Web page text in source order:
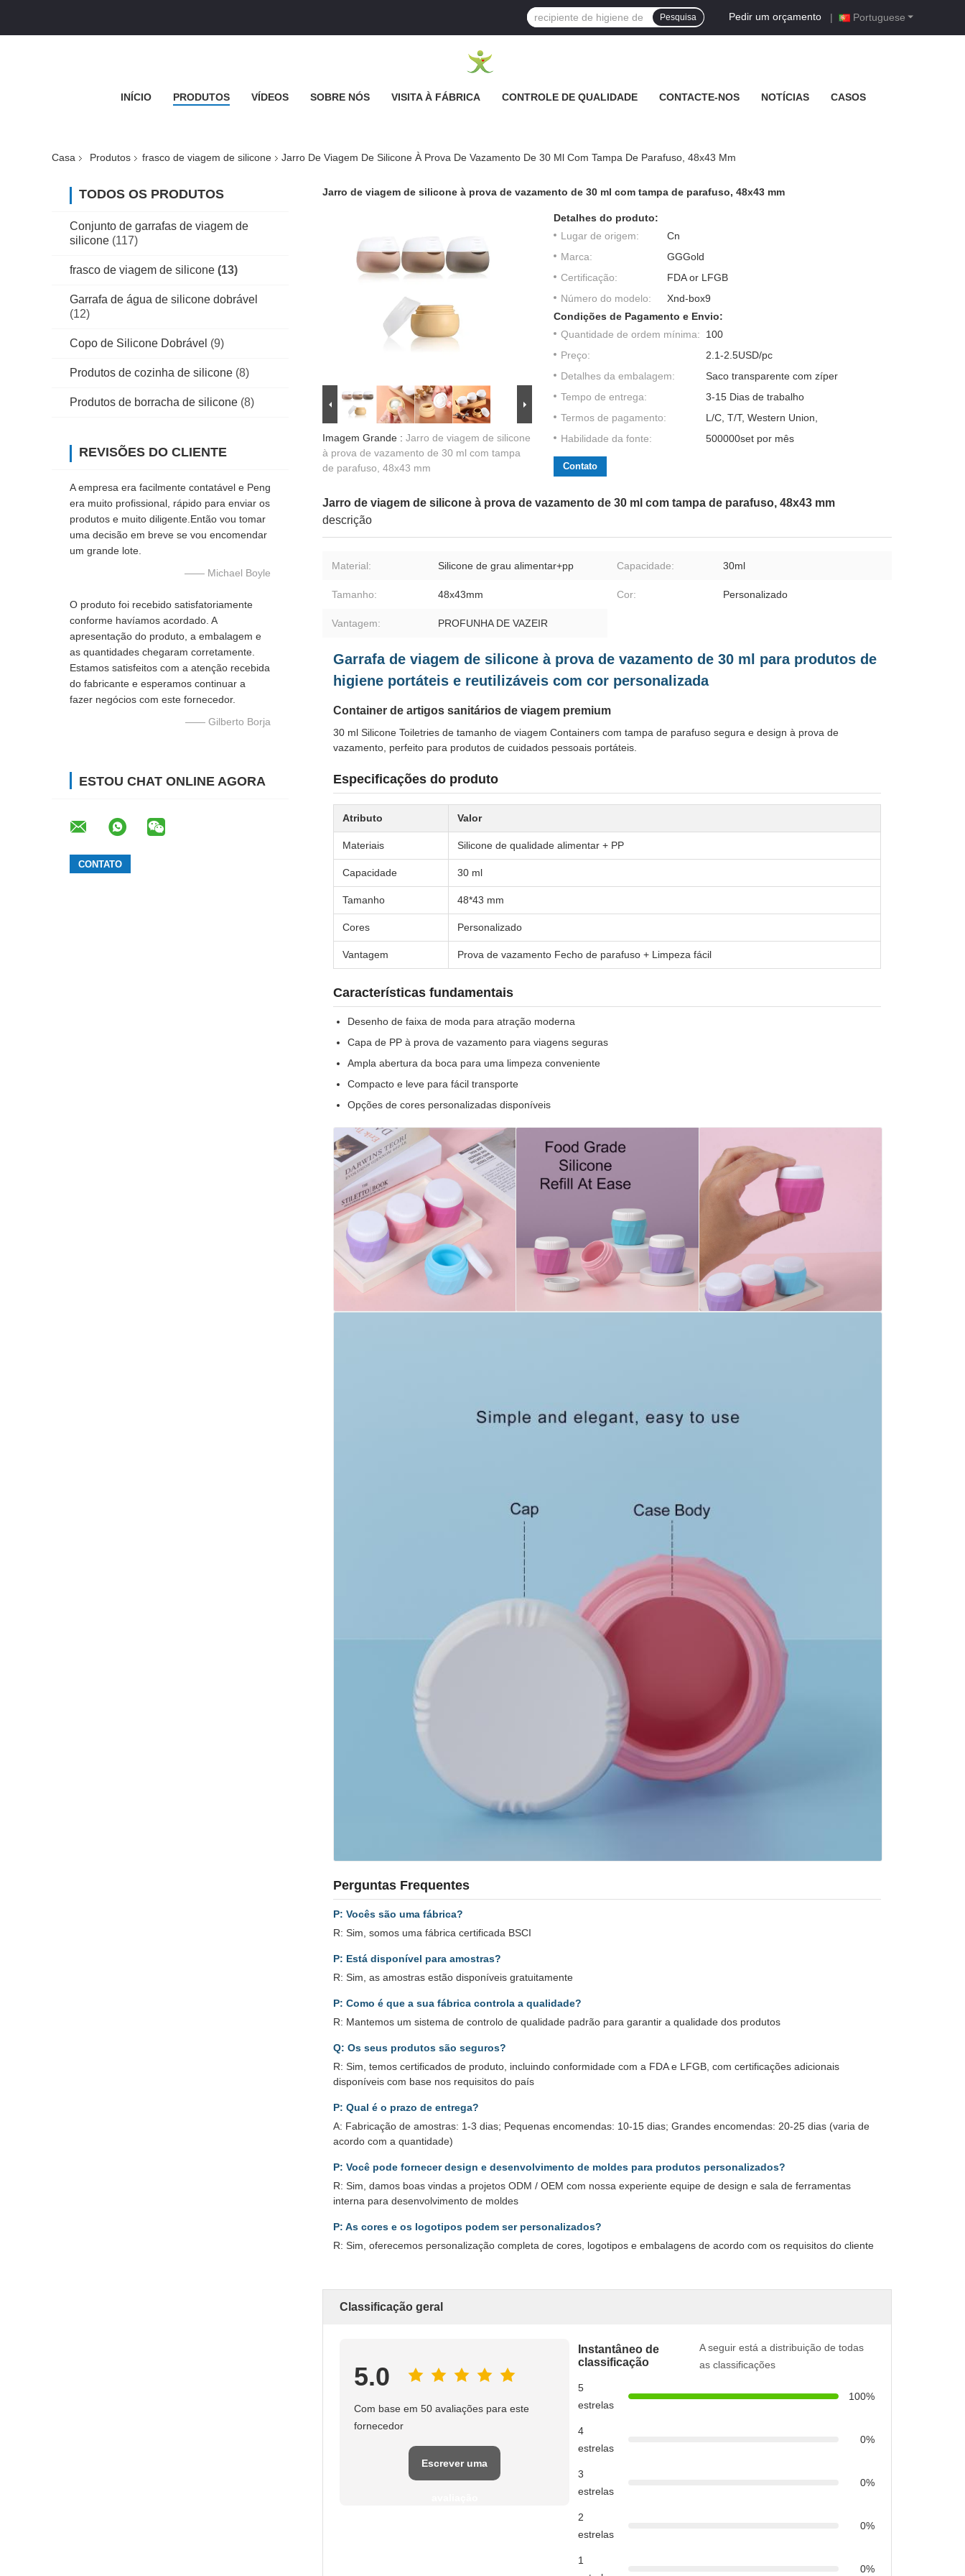
Portuguese
Pedir um orçamento |
Pesquisa
INÍCIO PRODUTOS VÍDEOS SOBRE NÓS VISITA À FÁBRICA CONTROLE DE QUALIDADE CONTACTE-NOS NOTÍCIAS CASOS
Casa Produtos frasco de viagem de silicone Jarro De Viagem De Silicone À Prova De Vazamento De 30 Ml Com Tampa De Parafuso, 48x43 Mm
TODOS OS PRODUTOS
Conjunto de garrafas de viagem de
silicone (117)
frasco de viagem de silicone (13)
Garrafa de água de silicone dobrável
(12)
Copo de Silicone Dobrável (9)
Produtos de cozinha de silicone (8)
Produtos de borracha de silicone (8)
REVISÕES DO CLIENTE
A empresa era facilmente contatável e Peng
era muito profissional, rápido para enviar os
produtos e muito diligente.Então vou tomar
uma decisão em breve se vou encomendar
um grande lote.
—— Michael Boyle
O produto foi recebido satisfatoriamente
conforme havíamos acordado. A
apresentação do produto, a embalagem e
as quantidades chegaram corretamente.
Estamos satisfeitos com a atenção recebida
do fabricante e esperamos continuar a
fazer negócios com este fornecedor.
—— Gilberto Borja
ESTOU CHAT ONLINE AGORA
Jarro de viagem de silicone à prova de vazamento de 30 ml com tampa de parafuso, 48x43 mm
Imagem Grande : Jarro de viagem de silicone
à prova de vazamento de 30 ml com tampa
de parafuso, 48x43 mm
Detalhes do produto:
Lugar de origem:
Cn
Marca:
GGGold
Certificação:
FDA or LFGB
Número do modelo:
Xnd-box9
Condições de Pagamento e Envio:
Quantidade de ordem mínima:
100
Preço:
2.1-2.5USD/pc
Detalhes da embalagem:
Saco transparente com zíper
Tempo de entrega:
3-15 Dias de trabalho
Termos de pagamento:
L/C, T/T, Western Union,
Habilidade da fonte:
500000set por mês
Contato
Jarro de viagem de silicone à prova de vazamento de 30 ml com tampa de parafuso, 48x43 mm
descrição
Material: Silicone de grau alimentar+pp Capacidade: 30ml
Tamanho: 48x43mm Cor: Personalizado
Vantagem: PROFUNHA DE VAZEIR
Garrafa de viagem de silicone à prova de vazamento de 30 ml para produtos de
higiene portáteis e reutilizáveis com cor personalizada
Container de artigos sanitários de viagem premium
30 ml Silicone Toiletries de tamanho de viagem Containers com tampa de parafuso segura e design à prova de
vazamento, perfeito para produtos de cuidados pessoais portáteis.
Especificações do produto
Atributo Valor
Materiais Silicone de qualidade alimentar + PP
Capacidade 30 ml
Tamanho 48*43 mm
Cores Personalizado
Vantagem Prova de vazamento Fecho de parafuso + Limpeza fácil
Características fundamentais
Desenho de faixa de moda para atração moderna
Capa de PP à prova de vazamento para viagens seguras
Ampla abertura da boca para uma limpeza conveniente
Compacto e leve para fácil transporte
Opções de cores personalizadas disponíveis
Perguntas Frequentes
P: Vocês são uma fábrica?
R: Sim, somos uma fábrica certificada BSCI
P: Está disponível para amostras?
R: Sim, as amostras estão disponíveis gratuitamente
P: Como é que a sua fábrica controla a qualidade?
R: Mantemos um sistema de controlo de qualidade padrão para garantir a qualidade dos produtos
Q: Os seus produtos são seguros?
R: Sim, temos certificados de produto, incluindo conformidade com a FDA e LFGB, com certificações adicionais
disponíveis com base nos requisitos do país
P: Qual é o prazo de entrega?
A: Fabricação de amostras: 1-3 dias; Pequenas encomendas: 10-15 dias; Grandes encomendas: 20-25 dias (varia de
acordo com a quantidade)
P: Você pode fornecer design e desenvolvimento de moldes para produtos personalizados?
R: Sim, damos boas vindas a projetos ODM / OEM com nossa experiente equipe de design e sala de ferramentas
interna para desenvolvimento de moldes
P: As cores e os logotipos podem ser personalizados?
R: Sim, oferecemos personalização completa de cores, logotipos e embalagens de acordo com os requisitos do cliente
Classificação geral
5.0
Com base em 50 avaliações para este
fornecedor
Escrever uma
Instantâneo de
classificação
A seguir está a distribuição de todas
as classificações
5
estrelas
100%
4
estrelas
0%
3
estrelas
0%
2
estrelas
0%
1
0%